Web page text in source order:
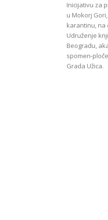
Inicijativu za
u Mokorj
karantinu, na
Udruženje
Beogradu,
spomen-
Grada Užica.